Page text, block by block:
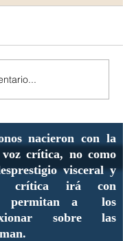
nacieron con la
crítica, no como
visceral y
crítica irá con
permitan a los
sobre las